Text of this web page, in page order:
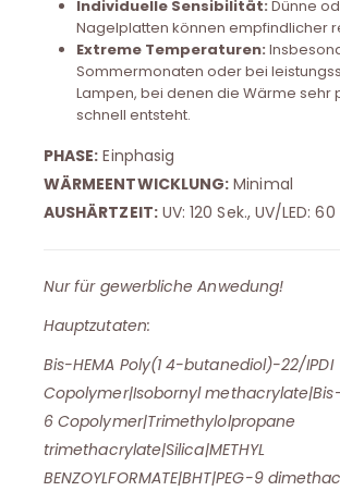
Individuelle Sensibilität: Dünne
Nagelplatten können empfindlicher
Extreme Temperaturen:
Sommermonaten oder bei
Lampen, bei denen die Wärme sehr
schnell entsteht.
PHASE: Einphasig
WÄRMEENTWICKLUNG: Minimal
AUSHÄRTZEIT:UV: 120 Sek., UV/LED: 60
Nur für gewerbliche Anwedung!
Hauptzutaten:
Bis-HEMA Poly(1 4-butanediol)-22/IPDI
Copolymer|Isobornyl methacrylate|Bis-
6 Copolymer|Trimethylolpropane
trimethacrylate|Silica|METHYL
BENZOYLFORMATE|BHT|PEG-9